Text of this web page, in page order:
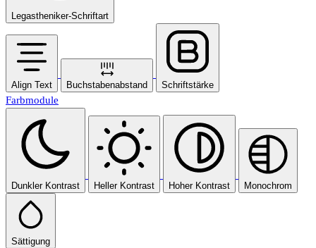
Legastheniker-Schriftart
Align Text Buchstabenabstand Schriftstärke
Farbmodule
Dunkler Kontrast Heller Kontrast Hoher Kontrast Monochrom
Sättigung